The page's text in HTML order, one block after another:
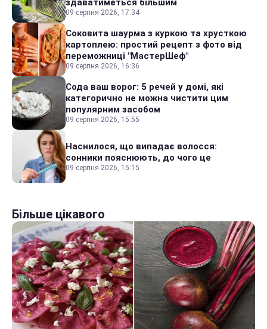
здаватиметься більшим
09 серпня 2026, 17:34
Соковита шаурма з куркою та хрусткою
картоплею: простий рецепт з фото від
переможниці "МастерШеф"
09 серпня 2026, 16:36
Сода ваш ворог: 5 речей у домі, які
категорично не можна чистити цим
популярним засобом
09 серпня 2026, 15:55
Наснилося, що випадає волосся:
сонники пояснюють, до чого це
09 серпня 2026, 15:15
Більше цікавого